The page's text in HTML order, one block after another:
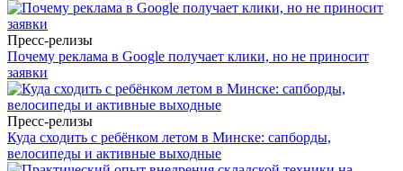
Пресс-релизы
Почему реклама в Google получает клики, но не приносит
заявки
Пресс-релизы
Куда сходить с ребёнком летом в Минске: сапборды,
велосипеды и активные выходные